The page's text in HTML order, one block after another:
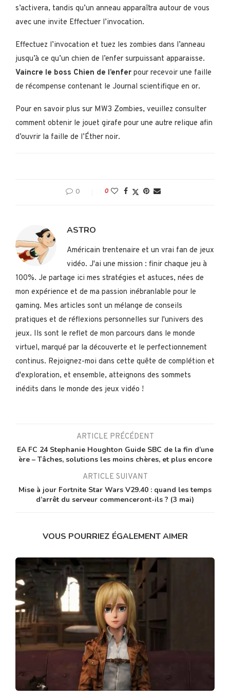
s’activera, tandis qu’un anneau apparaîtra autour de vous
avec une invite Effectuer l’invocation.
Effectuez l’invocation et tuez les zombies dans l’anneau
jusqu’à ce qu’un chien de l’enfer surpuissant apparaisse.
Vaincre le boss Chien de l’enfer pour recevoir une faille
de récompense contenant le Journal scientifique en or.
Pour en savoir plus sur MW3 Zombies, veuillez consulter
comment obtenir le jouet girafe pour une autre relique afin
d’ouvrir la faille de l’Éther noir.
0 0
ASTRO
Américain trentenaire et un vrai fan de jeux
vidéo. J'ai une mission : finir chaque jeu à
100%. Je partage ici mes stratégies et astuces, nées de
mon expérience et de ma passion inébranlable pour le
gaming. Mes articles sont un mélange de conseils
pratiques et de réflexions personnelles sur l'univers des
jeux. Ils sont le reflet de mon parcours dans le monde
virtuel, marqué par la découverte et le perfectionnement
continus. Rejoignez-moi dans cette quête de complétion et
d'exploration, et ensemble, atteignons des sommets
inédits dans le monde des jeux vidéo !
ARTICLE PRÉCÉDENT
EA FC 24 Stephanie Houghton Guide SBC de la fin d’une
ère – Tâches, solutions les moins chères, et plus encore
ARTICLE SUIVANT
Mise à jour Fortnite Star Wars V29.40 : quand les temps
d’arrêt du serveur commenceront-ils ? (3 mai)
VOUS POURRIEZ ÉGALEMENT AIMER